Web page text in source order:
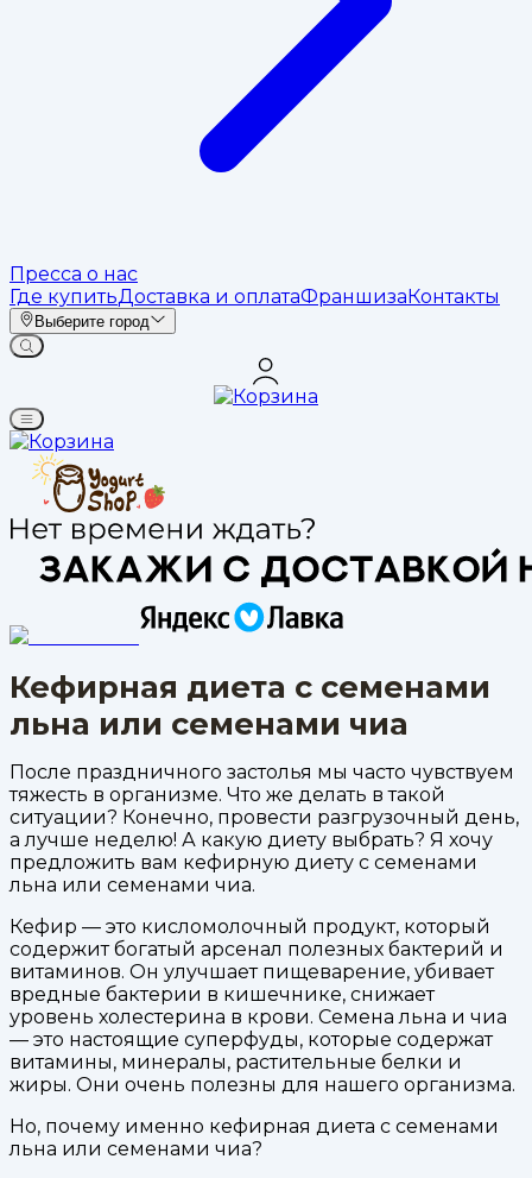
Пресса о нас
Где купитьДоставка и оплатаФраншизаКонтакты
Выберите город
Кефирная диета с семенами
льна или семенами чиа
После праздничного застолья мы часто чувствуем
тяжесть в организме. Что же делать в такой
ситуации? Конечно, провести разгрузочный день,
а лучше неделю! А какую диету выбрать? Я хочу
предложить вам кефирную диету с семенами
льна или семенами чиа.
Кефир — это кисломолочный продукт, который
содержит богатый арсенал полезных бактерий и
витаминов. Он улучшает пищеварение, убивает
вредные бактерии в кишечнике, снижает
уровень холестерина в крови. Семена льна и чиа
— это настоящие суперфуды, которые содержат
витамины, минералы, растительные белки и
жиры. Они очень полезны для нашего организма.
Но, почему именно кефирная диета с семенами
льна или семенами чиа?